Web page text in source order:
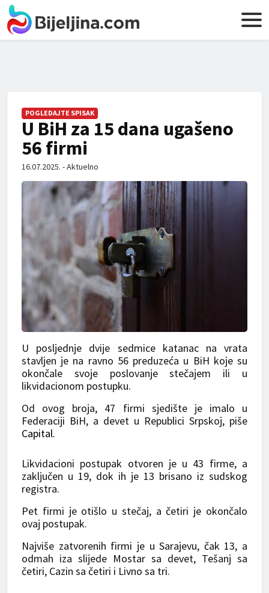
POGLEDAJTE SPISAK
U BiH za 15 dana ugašeno
56 firmi
16.07.2025. - Aktuelno
U posljednje dvije sedmice katanac na vrata
stavljen je na ravno 56 preduzeća u BiH koje su
okončale svoje poslovanje stečajem ili u
likvidacionom postupku.
Od ovog broja, 47 firmi sjedište je imalo u
Federaciji BiH, a devet u Republici Srpskoj, piše
Capital.
Likvidacioni postupak otvoren je u 43 firme, a
zaključen u 19, dok ih je 13 brisano iz sudskog
registra.
Pet firmi je otišlo u stečaj, a četiri je okončalo
ovaj postupak.
Najviše zatvorenih firmi je u Sarajevu, čak 13, a
odmah iza slijede Mostar sa devet, Tešanj sa
četiri, Cazin sa četiri i Livno sa tri.